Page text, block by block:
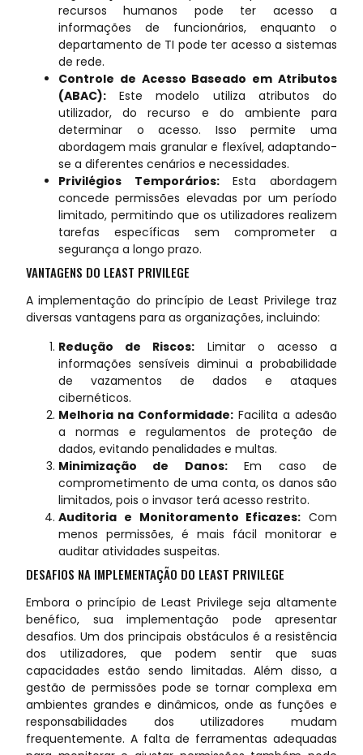
recursos humanos pode ter acesso a
informações de funcionários, enquanto o
departamento de TI pode ter acesso a sistemas
de rede.
Controle de Acesso Baseado em Atributos
(ABAC): Este modelo utiliza atributos do
utilizador, do recurso e do ambiente para
determinar o acesso. Isso permite uma
abordagem mais granular e flexível, adaptando-
se a diferentes cenários e necessidades.
Privilégios Temporários:Esta abordagem
concede permissões elevadas por um período
limitado, permitindo que os utilizadores realizem
tarefas específicas sem comprometer a
segurança a longo prazo.
VANTAGENS DO LEAST PRIVILEGE
A implementação do princípio de Least Privilege traz
diversas vantagens para as organizações, incluindo:
Redução de Riscos: Limitar o acesso a
informações sensíveis diminui a probabilidade
de vazamentos de dados e ataques
cibernéticos.
Melhoria na Conformidade: Facilita a adesão
a normas e regulamentos de proteção de
dados, evitando penalidades e multas.
Minimização de Danos:Em caso de
comprometimento de uma conta, os danos são
limitados, pois o invasor terá acesso restrito.
Auditoria e Monitoramento Eficazes: Com
menos permissões, é mais fácil monitorar e
auditar atividades suspeitas.
DESAFIOS NA IMPLEMENTAÇÃO DO LEAST PRIVILEGE
Embora o princípio de Least Privilege seja altamente
benéfico, sua implementação pode apresentar
desafios. Um dos principais obstáculos é a resistência
dos utilizadores, que podem sentir que suas
capacidades estão sendo limitadas. Além disso, a
gestão de permissões pode se tornar complexa em
ambientes grandes e dinâmicos, onde as funções e
responsabilidades dos utilizadores mudam
frequentemente. A falta de ferramentas adequadas